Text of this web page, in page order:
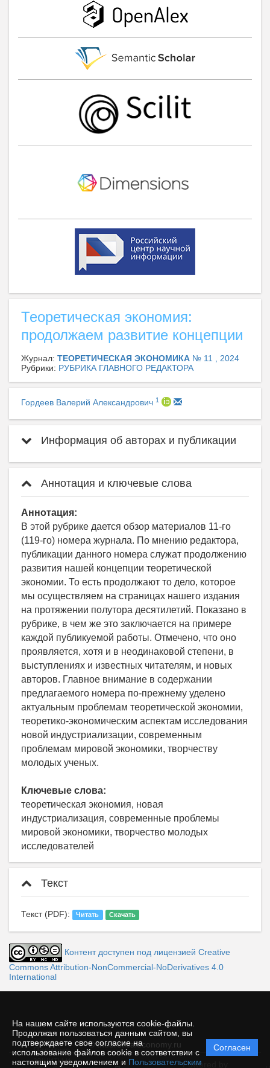
На нашем сайте используются cookie-файлы.
Продолжая пользоваться данным сайтом, вы
подтверждаете свое согласие на
использование файлов cookie в соответствии с
настоящим уведомлением и Пользовательским
Согласен
Теоретическая экономия:
продолжаем развитие концепции
Журнал: ТЕОРЕТИЧЕСКАЯ ЭКОНОМИКА № 11 , 2024
Рубрики: РУБРИКА ГЛАВНОГО РЕДАКТОРА
Гордеев Валерий Александрович 1
Информация об авторах и публикации
Аннотация и ключевые слова
Аннотация:
В этой рубрике дается обзор материалов 11-го
(119-го) номера журнала. По мнению редактора,
публикации данного номера служат продолжению
развития нашей концепции теоретической
экономии. То есть продолжают то дело, которое
мы осуществляем на страницах нашего издания
на протяжении полутора десятилетий. Показано в
рубрике, в чем же это заключается на примере
каждой публикуемой работы. Отмечено, что оно
проявляется, хотя и в неодинаковой степени, в
выступлениях и известных читателям, и новых
авторов. Главное внимание в содержании
предлагаемого номера по-прежнему уделено
актуальным проблемам теоретической экономии,
теоретико-экономическим аспектам исследования
новой индустриализации, современным
проблемам мировой экономики, творчеству
молодых ученых.
Ключевые слова:
теоретическая экономия, новая
индустриализация, современные проблемы
мировой экономики, творчество молодых
исследователей
Текст
Текст (PDF): Читать Скачать
Контент доступен под лицензией Creative
Commons Attribution-NonCommercial-NoDerivatives 4.0
International
© theoreticaleconomy.ru
Политика
защиты и
Powered by